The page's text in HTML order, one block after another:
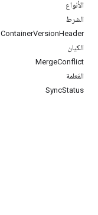
الأنواع
الشرط
ContainerVersionHeader
الكيان
MergeConflict
المَعلمة
SyncStatus